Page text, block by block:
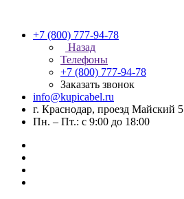
+7 (800) 777-94-78
Назад
Телефоны
+7 (800) 777-94-78
Заказать звонок
info@kupicabel.ru
г. Краснодар, проезд Майский 5
Пн. – Пт.: с 9:00 до 18:00